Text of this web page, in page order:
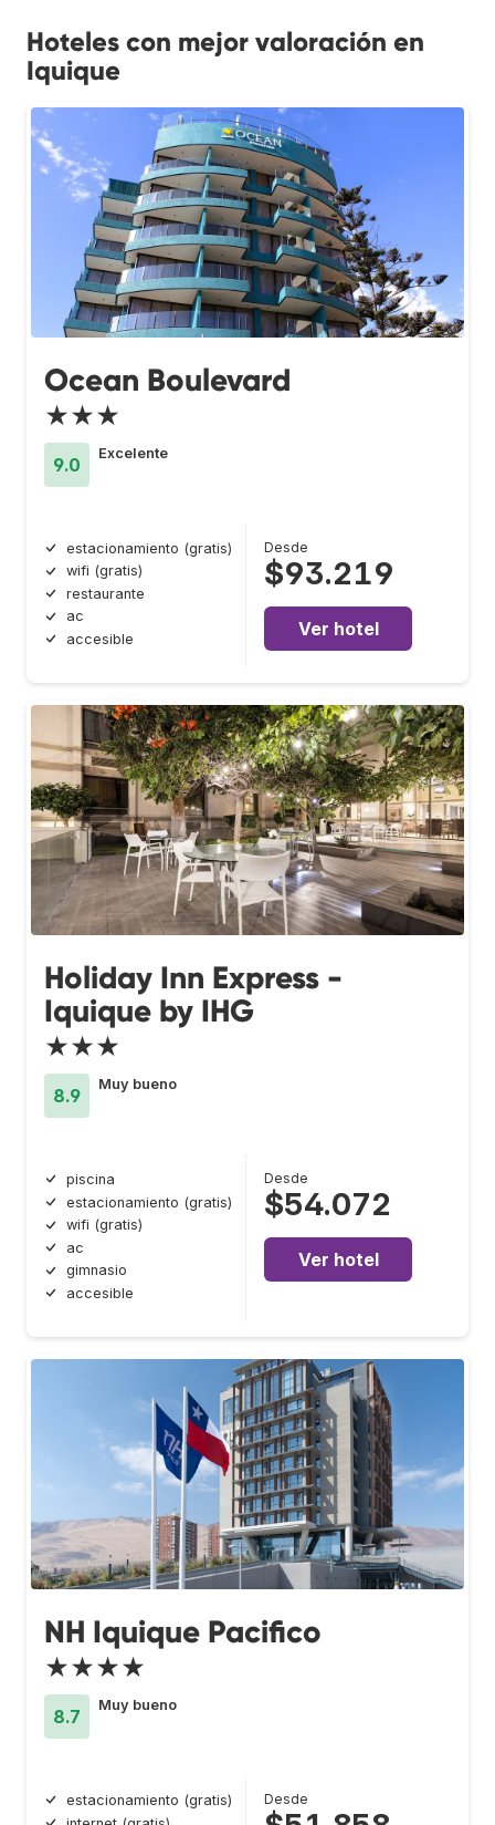
Hoteles con mejor valoración en
Iquique
Ocean Boulevard
★★★
9.0
Excelente
estacionamiento (gratis)
wifi (gratis)
restaurante
ac
accesible
Desde
$93.219
Ver hotel
Holiday Inn Express -
Iquique by IHG
★★★
8.9
Muy bueno
piscina
estacionamiento (gratis)
wifi (gratis)
ac
gimnasio
accesible
Desde
$54.072
Ver hotel
NH Iquique Pacifico
★★★★
8.7
Muy bueno
estacionamiento (gratis)
Desde